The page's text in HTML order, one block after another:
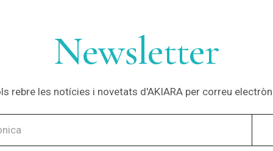
Newsletter
rebre les notícies i novetats d'AKIARA per correu